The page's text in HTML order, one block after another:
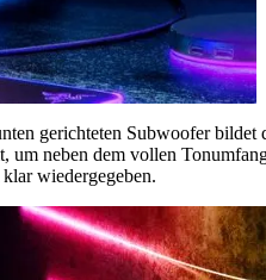
gerichteten Subwoofer
neben dem vollen
wiedergegeben.